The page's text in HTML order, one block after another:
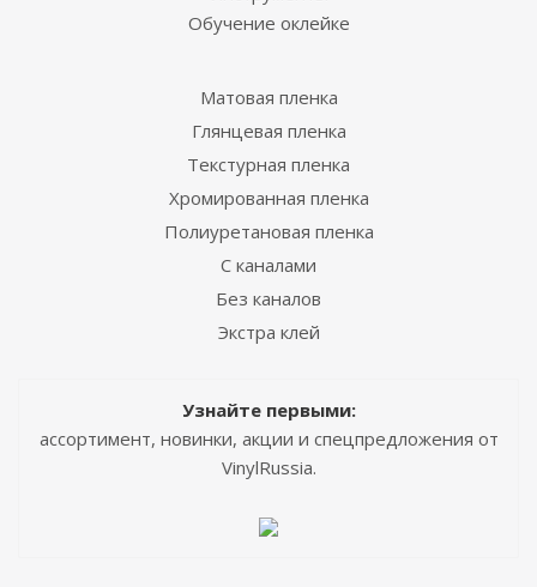
Обучение оклейке
Матовая пленка
Глянцевая пленка
Текстурная пленка
Хромированная пленка
Полиуретановая пленка
С каналами
Без каналов
Экстра клей
Узнайте первыми:
ассортимент, новинки, акции и спецпредложения от
VinylRussia.